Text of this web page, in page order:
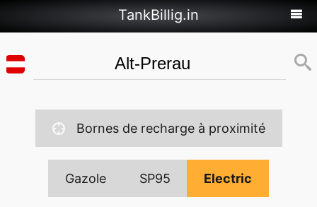
TankBillig.in
Bornes de recharge à proximité
Gazole SP95 Electric